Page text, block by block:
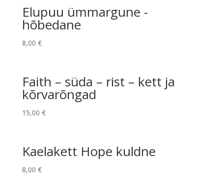
Elupuu ümmargune -
hõbedane
8,00 €
Faith – süda – rist – kett ja
kõrvarõngad
15,00 €
Kaelakett Hope kuldne
8,00 €